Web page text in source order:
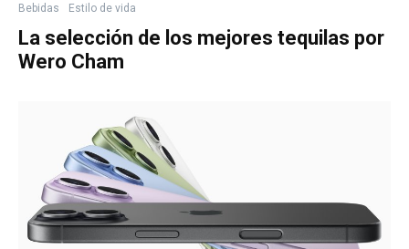
Bebidas Estilo de vida
La selección de los mejores tequilas por
Wero Cham